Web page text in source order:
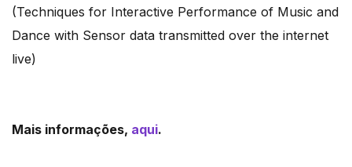
(Techniques for Interactive Performance of Music and
Dance with Sensor data transmitted over the internet
live)
Mais informações, aqui.